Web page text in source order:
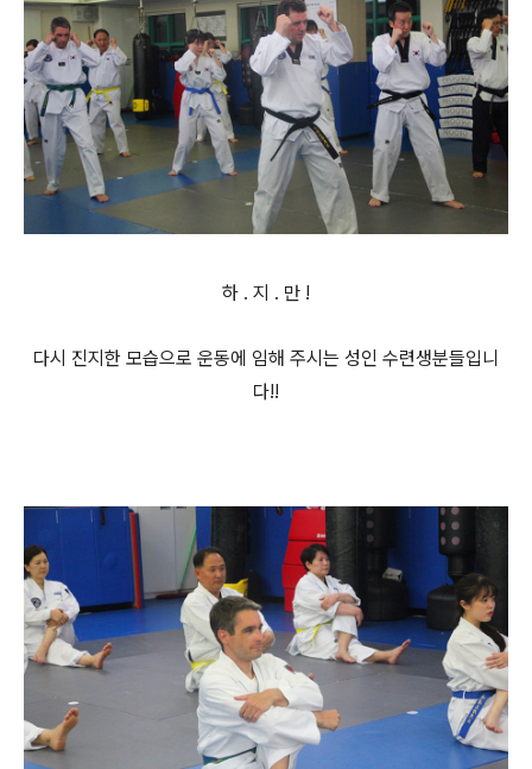
하 . 지 . 만 !
다시 진지한 모습으로 운동에 임해 주시는 성인 수련생분들입니
다!!